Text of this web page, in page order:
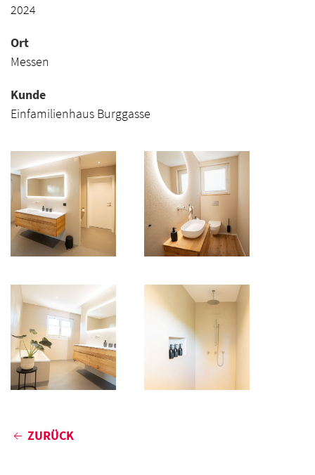
2024
Ort
Messen
Kunde
Einfamilienhaus Burggasse
ZURÜCK